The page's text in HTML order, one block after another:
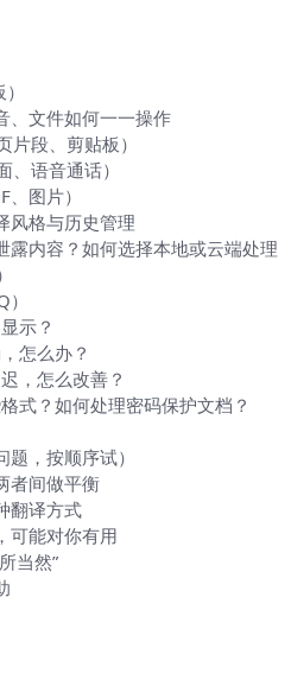
、文件如何一一操作
片段、剪贴板）
、语音通话）
图片）
风格与历史管理
露内容？如何选择本地或云端处理
示？
怎么办？
，怎么改善？
式？如何处理密码保护文档？
，按顺序试）
者间做平衡
翻译方式
可能对你有用
当然”